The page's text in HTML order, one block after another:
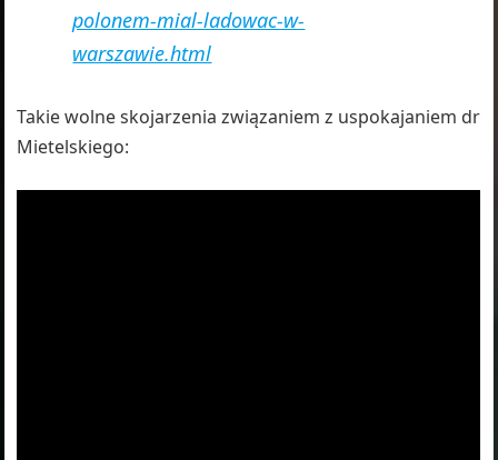
polonem-mial-ladowac-w-
warszawie.html
Takie wolne skojarzenia związaniem z uspokajaniem dr
Mietelskiego: